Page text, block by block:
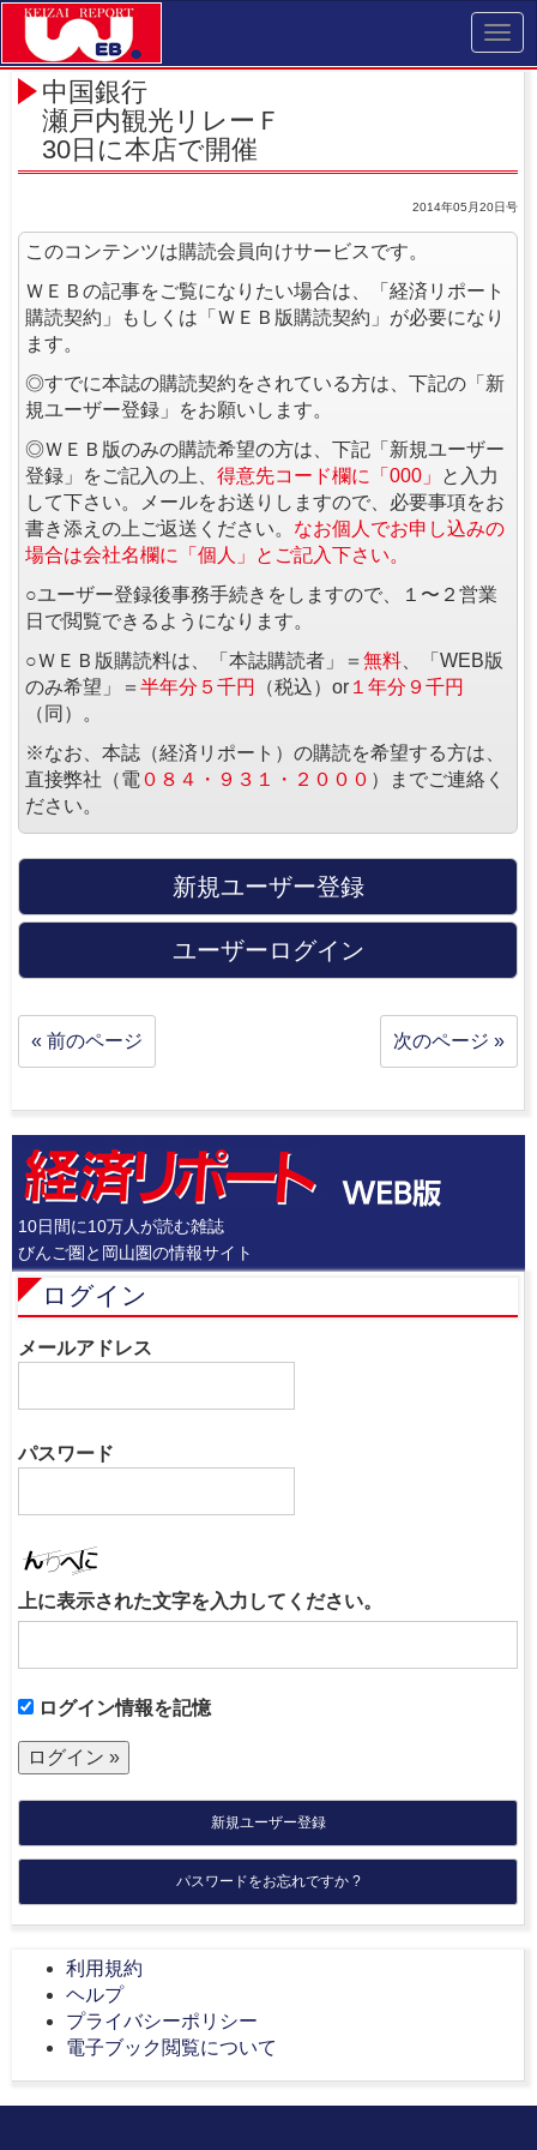
中国銀行
瀬戸内観光リレーＦ
30日に本店で開催
2014年05月20日号
このコンテンツは購読会員向けサービスです。
ＷＥＢの記事をご覧になりたい場合は、「経済リポート
購読契約」もしくは「ＷＥＢ版購読契約」が必要になり
ます。
◎すでに本誌の購読契約をされている方は、下記の「新
規ユーザー登録」をお願いします。
◎ＷＥＢ版のみの購読希望の方は、下記「新規ユーザー
登録」をご記入の上、 得意先コード欄に「000」
と入力
して下さい。メールをお送りしますので、必要事項をお
書き添えの上ご返送ください。 なお個人でお申し込みの
場合は会社名欄に「個人」とご記入下さい。
○ユーザー登録後事務手続きをしますので、１〜２営業
日で閲覧できるようになります。
○ＷＥＢ版購読料は、「本誌購読者」＝ 無料 、「WEB版
のみ希望」＝ 半年分５千円 （税込）or １年分９千円
（同）。
※なお、本誌（経済リポート）の購読を希望する方は、
直接弊社（電 ０８４・９３１・２０００ ）までご連絡く
ださい。
新規ユーザー登録
ユーザーログイン
« 前のページ 次のページ »
10日間に10万人が読む雑誌
びんご圏と岡山圏の情報サイト
ログイン
メールアドレス
パスワード
上に表示された文字を入力してください。
ログイン情報を記憶
新規ユーザー登録
パスワードをお忘れですか ?
利用規約
ヘルプ
プライバシーポリシー
電子ブック閲覧について